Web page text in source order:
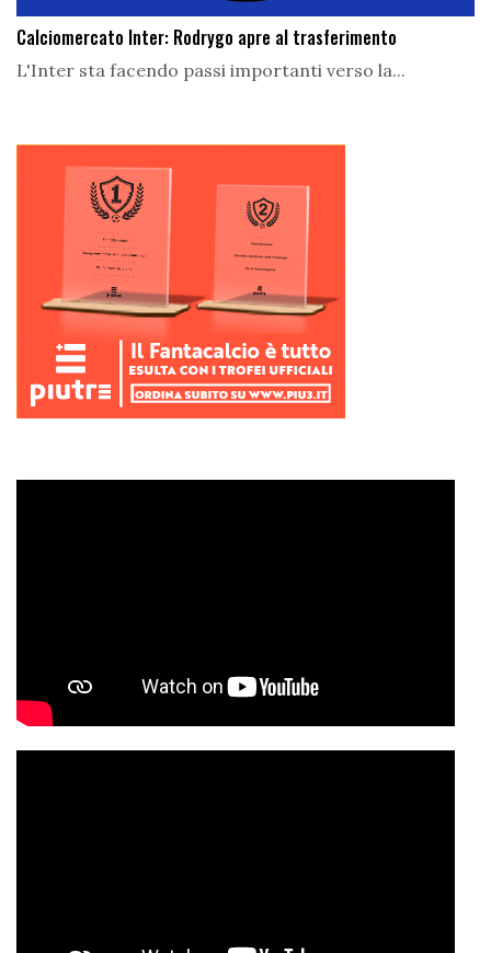
Calciomercato Inter: Rodrygo apre al trasferimento
L'Inter sta facendo passi importanti verso la...